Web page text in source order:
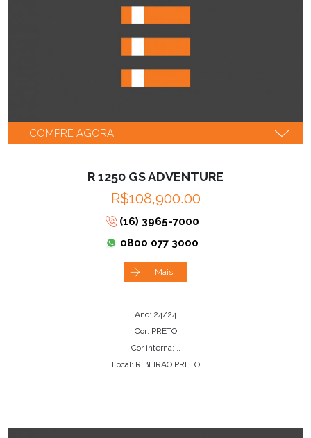
COMPRE AGORA
R 1250 GS ADVENTURE
R$108,900.00
(16) 3965-7000
0800 077 3000
Mais
Ano: 24/24
Cor: PRETO
Cor interna: ..
Local: RIBEIRAO PRETO